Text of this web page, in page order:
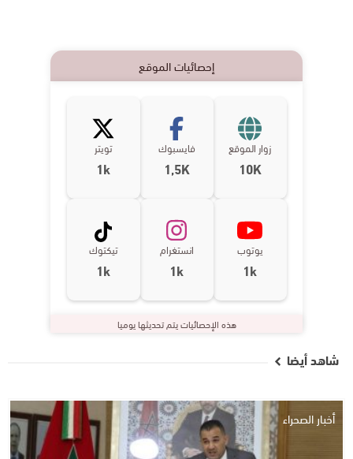
إحصائيات الموقع
زوار الموقع
10K
فايسبوك
1,5K
تويتر
1k
يوتوب
1k
انستغرام
1k
تيكتوك
1k
هذه الإحصائيات يتم تحديثها يوميا
شاهد أيضا
أخبار الصحراء